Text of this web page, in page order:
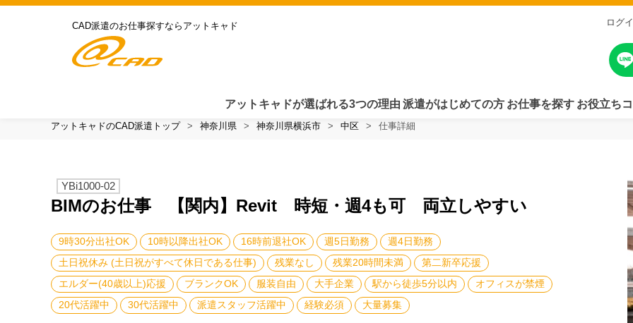
CAD派遣のお仕事探すならアットキャド ログ
アットキャドが選ばれる3つの理由 派遣がはじめての方 お仕事を探す お役立ち
アットキャドのCAD派遣トップ 神奈川県 神奈川県横浜市 中区 仕事詳細
YBi1000-02
BIMのお仕事 【関内】Revit 時短・週4も可 両立しやすい
9時30分出社OK 10時以降出社OK 16時前退社OK 週5日勤務
週4日勤務
土日祝休み (土日祝がすべて休日である仕事)
残業なし 残業20時間未満
第二新卒応援
エルダー(40歳以上)応援
ブランクOK 服装自由 大手企業 駅から徒歩5分以内
オフィスが禁煙
20代活躍中
30代活躍中 派遣スタッフ活躍中 経験必須 大量募集